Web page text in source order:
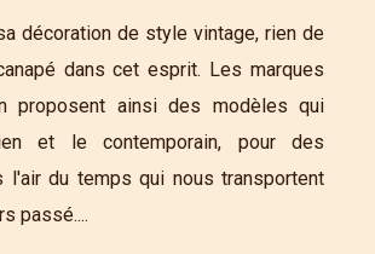
décoration de style vintage, rien de
dans cet esprit. Les marques
proposent ainsi des modèles qui
et le contemporain, pour des
l'air du temps qui nous transportent
passé....